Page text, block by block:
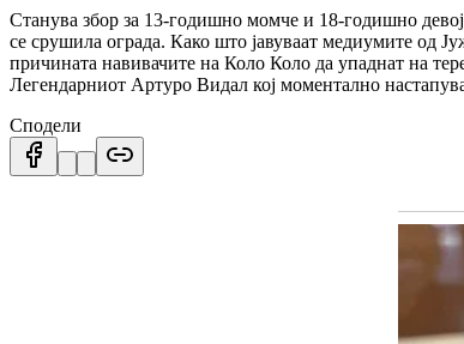
Станува збор за 13-годишно момче и 18-годишно
се срушила ограда. Како што јавуваат медиумите од
причината навивачите на Коло Коло да упаднат на
Легендарниот Артуро Видал кој моментално
Сподели